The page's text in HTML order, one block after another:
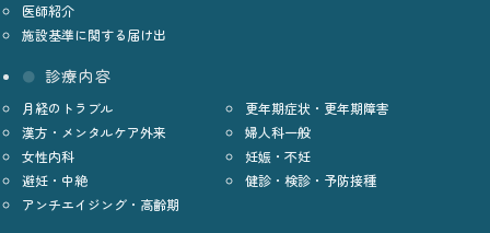
医師紹介
施設基準に関する届け出
診療内容
月経のトラブル
更年期症状・更年期障害
漢方・メンタルケア外来
婦人科一般
女性内科
妊娠・不妊
避妊・中絶
健診・検診・予防接種
アンチエイジング・高齢期